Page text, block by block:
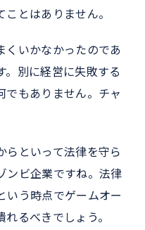
とはありません。
くいかなかったのであ
。別に経営に失敗する
でもありません。チャ
らといって法律を守ら
ンビ企業ですね。法律
いう時点でゲームオー
るべきでしょう。